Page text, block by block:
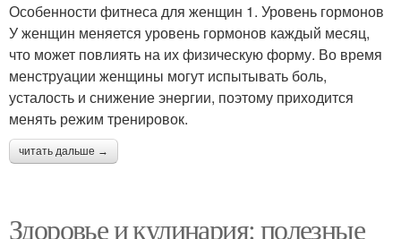
Особенности фитнеса для женщин 1. Уровень гормонов
У женщин меняется уровень гормонов каждый месяц,
что может повлиять на их физическую форму. Во время
менструации женщины могут испытывать боль,
усталость и снижение энергии, поэтому приходится
менять режим тренировок.
читать дальше →
Здоровье и кулинария: полезные